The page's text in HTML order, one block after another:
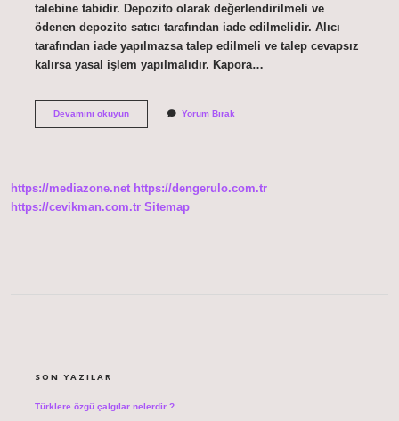
talebine tabidir. Depozito olarak değerlendirilmeli ve
ödenen depozito satıcı tarafından iade edilmelidir. Alıcı
tarafından iade yapılmazsa talep edilmeli ve talep cevapsız
kalırsa yasal işlem yapılmalıdır. Kapora…
Devamını okuyunKapora
Yorum Bırak
https://mediazone.net https://dengerulo.com.tr
https://cevikman.com.tr Sitemap
SON YAZILAR
Türklere özgü çalgılar nelerdir ?